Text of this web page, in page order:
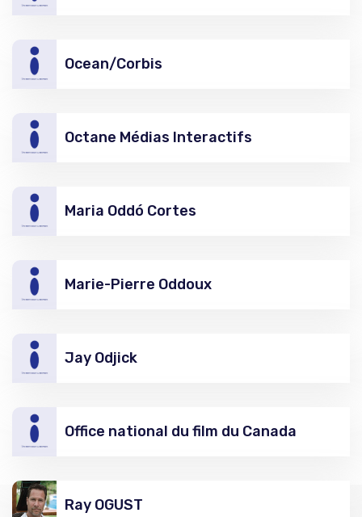
Ocean/Corbis
Octane Médias Interactifs
Maria Oddó Cortes
Marie-Pierre Oddoux
Jay Odjick
Office national du film du Canada
Ray OGUST